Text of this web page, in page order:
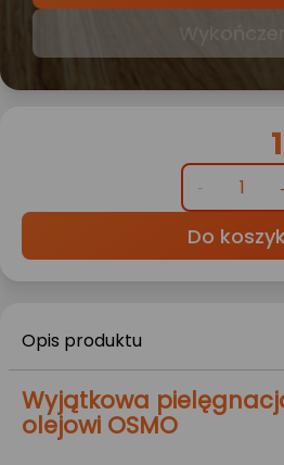
Do
Opis produktu
Wyjątkowa
olejowi OSMO